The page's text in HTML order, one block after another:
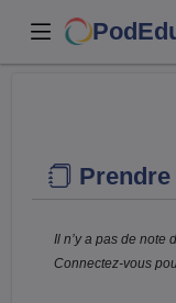
Il n’y a pas de note
Connectez-vous